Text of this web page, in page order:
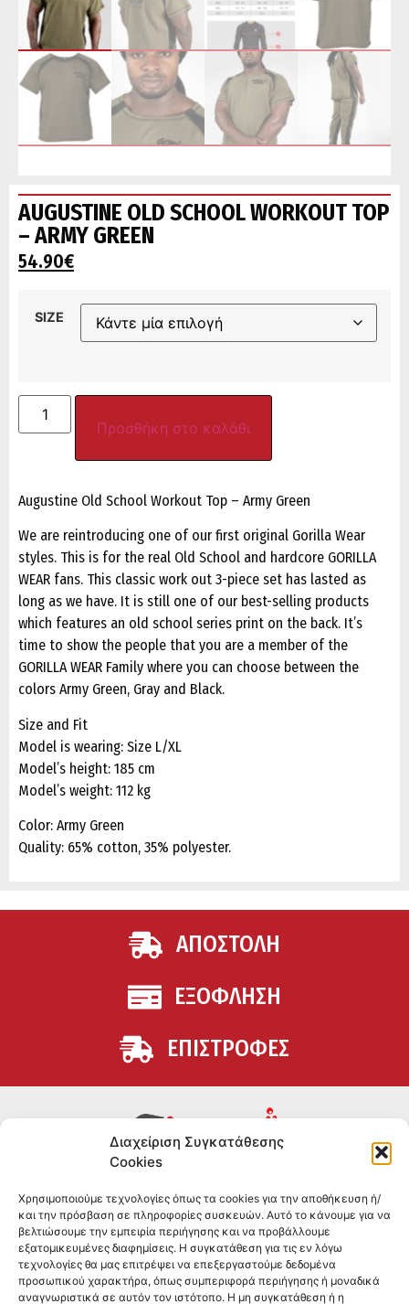
Διαχείριση Συγκατάθεσης
Cookies
Χρησιμοποιούμε τεχνολογίες όπως τα cookies για την αποθήκευση ή/
και την πρόσβαση σε πληροφορίες συσκευών. Αυτό το κάνουμε για να
βελτιώσουμε την εμπειρία περιήγησης και να προβάλλουμε
εξατομικευμένες διαφημίσεις. Η συγκατάθεση για τις εν λόγω
τεχνολογίες θα μας επιτρέψει να επεξεργαστούμε δεδομένα
προσωπικού χαρακτήρα, όπως συμπεριφορά περιήγησης ή μοναδικά
αναγνωριστικά σε αυτόν τον ιστότοπο. Η μη συγκατάθεση ή η
AUGUSTINE OLD SCHOOL WORKOUT TOP
– ARMY GREEN
54.90€
SIZE
Προσθήκη στο καλάθι
Augustine Old School Workout Top – Army Green
We are reintroducing one of our first original Gorilla Wear
styles. This is for the real Old School and hardcore GORILLA
WEAR fans. This classic work out 3-piece set has lasted as
long as we have. It is still one of our best-selling products
which features an old school series print on the back. It’s
time to show the people that you are a member of the
GORILLA WEAR Family where you can choose between the
colors Army Green, Gray and Black.
Size and Fit
Model is wearing: Size L/XL
Model’s height: 185 cm
Model’s weight: 112 kg
Color: Army Green
Quality: 65% cotton, 35% polyester.
ΑΠΟΣΤΟΛΗ
ΕΞΟΦΛΗΣΗ
ΕΠΙΣΤΡΟΦΕΣ
θέλουν να βελτιώσουν τη διατροφή και την υγεία τους.
Επώνυμα brands και εμπειρία ετών στο χώρο.
ΠΛΗΡΟΦΟΡΙΕΣ